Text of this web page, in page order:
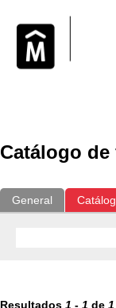
Catálogo
General
Resultados 1 - 1 de 1